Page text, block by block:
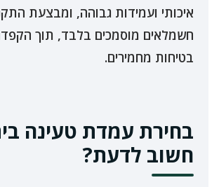
איכותי ועמידות גבוהה, ומבצעת
חשמלאים מוסמכים בלבד, תוך
בטיחות מחמירים.
בחירת עמדת טעינה
חשוב לדעת?